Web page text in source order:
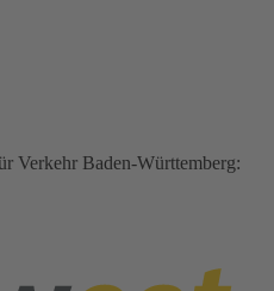
Verkehr Baden-Württemberg: